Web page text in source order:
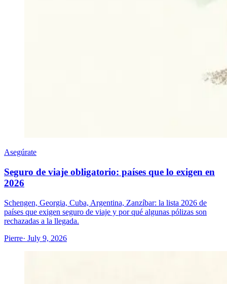
Asegúrate
Seguro de viaje obligatorio: países que lo exigen en
2026
Schengen, Georgia, Cuba, Argentina, Zanzíbar: la lista 2026 de
países que exigen seguro de viaje y por qué algunas pólizas son
rechazadas a la llegada.
Pierre· July 9, 2026